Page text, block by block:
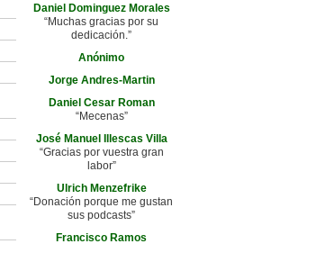
Daniel Dominguez Morales
“Muchas gracias por su
dedicación.”
Anónimo
Jorge Andres-Martin
Daniel Cesar Roman
“Mecenas”
José Manuel Illescas Villa
“Gracias por vuestra gran
labor”
Ulrich Menzefrike
“Donación porque me gustan
sus podcasts”
Francisco Ramos